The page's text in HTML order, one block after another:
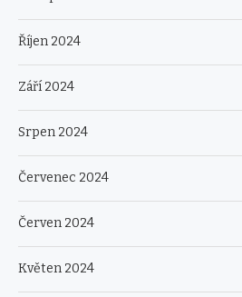
Říjen 2024
Září 2024
Srpen 2024
Červenec 2024
Červen 2024
Květen 2024